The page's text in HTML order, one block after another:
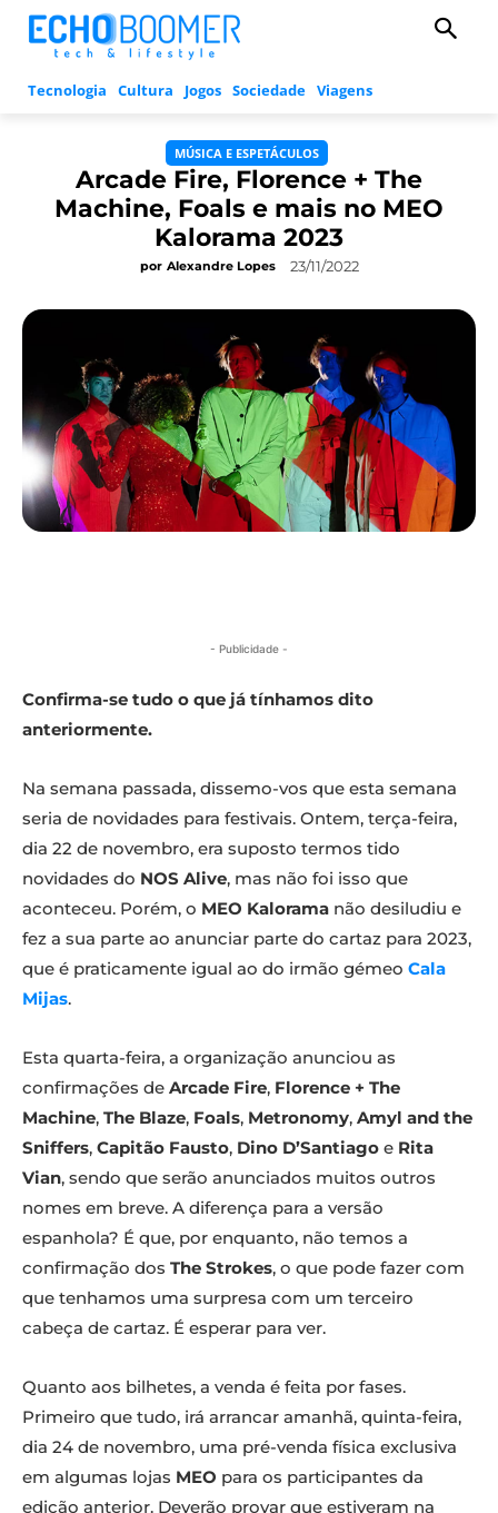
Tecnologia Cultura Jogos Sociedade Viagens
MÚSICA E ESPETÁCULOS
Arcade Fire, Florence + The
Machine, Foals e mais no MEO
Kalorama 2023
por Alexandre Lopes 23/11/2022
- Publicidade -
Confirma-se tudo o que já tínhamos dito
anteriormente.
Na semana passada, dissemo-vos que esta semana
seria de novidades para festivais. Ontem, terça-feira,
dia 22 de novembro, era suposto termos tido
novidades do NOS Alive, mas não foi isso que
aconteceu. Porém, o MEO Kalorama não desiludiu e
fez a sua parte ao anunciar parte do cartaz para 2023,
que é praticamente igual ao do irmão gémeo Cala
Mijas.
Esta quarta-feira, a organização anunciou as
confirmações de Arcade Fire, Florence + The
Machine, The Blaze, Foals, Metronomy, Amyl and the
Sniffers, Capitão Fausto, Dino D’Santiago e Rita
Vian, sendo que serão anunciados muitos outros
nomes em breve. A diferença para a versão
espanhola? É que, por enquanto, não temos a
confirmação dos The Strokes, o que pode fazer com
que tenhamos uma surpresa com um terceiro
cabeça de cartaz. É esperar para ver.
Quanto aos bilhetes, a venda é feita por fases.
Primeiro que tudo, irá arrancar amanhã, quinta-feira,
dia 24 de novembro, uma pré-venda física exclusiva
em algumas lojas MEO para os participantes da
edição anterior. Deverão provar que estiveram na